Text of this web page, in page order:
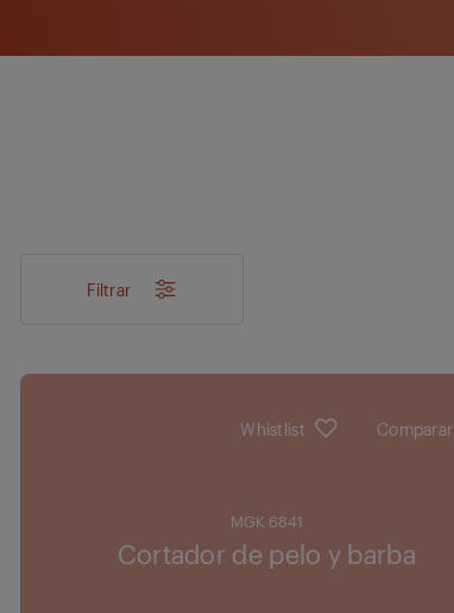
Filtrar
Whistlist Comparar
MGK 6841
Cortador de pelo y barba